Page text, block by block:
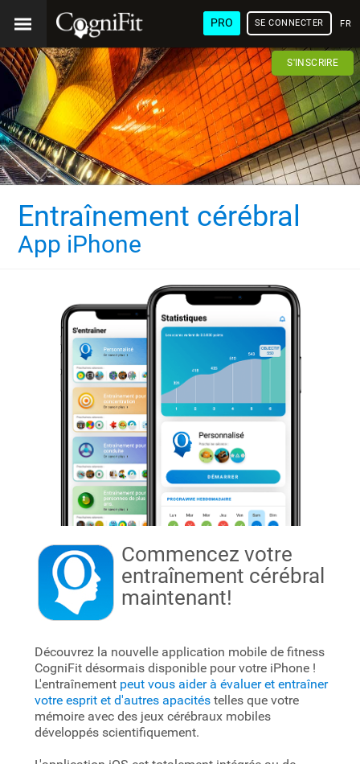
PRO SE CONNECTER
S'INSCRIRE
Entraînement cérébral
App iPhone
Commencez votre
entraînement cérébral
maintenant!
Découvrez la nouvelle application mobile de fitness
CogniFit désormais disponible pour votre iPhone !
L'entraînement peut vous aider à évaluer et entraîner
votre esprit et d'autres apacitéstelles que votre
mémoire avec des jeux cérébraux mobiles
développés scientifiquement.